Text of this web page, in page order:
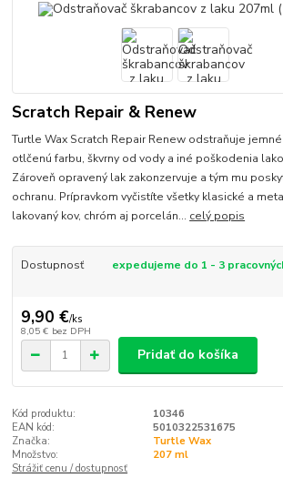
Scratch Repair & Renew
Turtle Wax Scratch Repair Renew odstraňuje
otlčenú farbu, škvrny od vody a iné poškodenia
Zároveň opravený lak zakonzervuje a tým mu
ochranu. Prípravkom vyčistíte všetky klasické a
lakovaný kov, chróm aj porcelán... celý popis
Dostupnosť expedujeme do 1 - 3
9,90 €/ks
8,05 € bez DPH
Pridať do košíka
Kód produktu:
10346
EAN kód:
5010322531675
Značka:
Turtle Wax
Množstvo:
207 ml
Strážiť cenu / dostupnosť